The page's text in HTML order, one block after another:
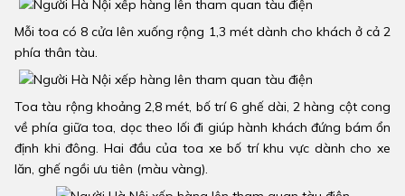
Mỗi toa có 8 cửa lên xuống rộng 1,3 mét dành cho khách ở cả 2
phía thân tàu.
Toa tàu rộng khoảng 2,8 mét, bố trí 6 ghế dài, 2 hàng cột cong
về phía giữa toa, dọc theo lối đi giúp hành khách đứng bám ổn
định khi đông. Hai đầu của toa xe bố trí khu vực dành cho xe
lăn, ghế ngồi ưu tiên (màu vàng).